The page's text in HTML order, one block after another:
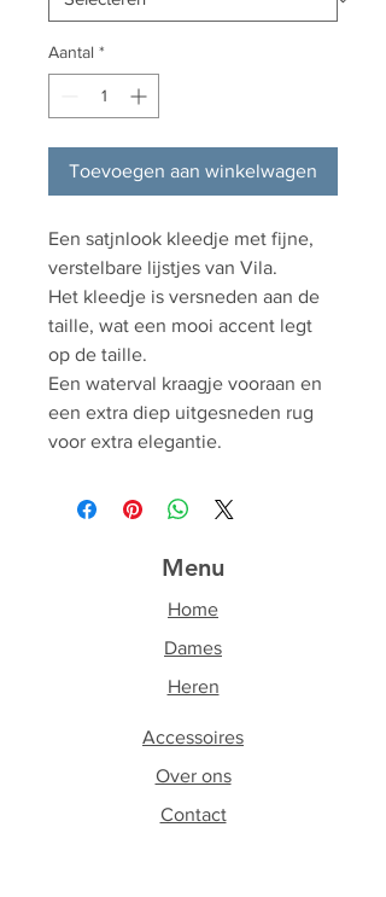
Aantal *
Toevoegen aan winkelwagen
Een satjnlook kleedje met fijne,
verstelbare lijstjes van Vila.
Het kleedje is versneden aan de
taille, wat een mooi accent legt
op de taille.
Een waterval kraagje vooraan en
een extra diep uitgesneden rug
voor extra elegantie.
Menu
Home
Dames
Heren
Accessoires
Over ons
Contact